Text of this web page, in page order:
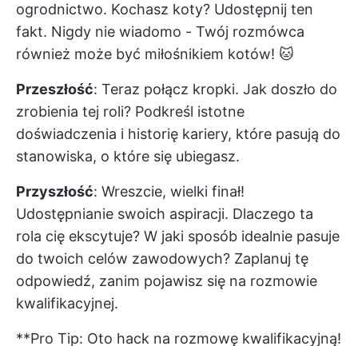
ogrodnictwo. Kochasz koty? Udostępnij ten
fakt. Nigdy nie wiadomo - Twój rozmówca
również może być miłośnikiem kotów! 🐱
Przeszłość: Teraz połącz kropki. Jak doszło do
zrobienia tej roli? Podkreśl istotne
doświadczenia i historię kariery, które pasują do
stanowiska, o które się ubiegasz.
Przyszłość: Wreszcie, wielki finał!
Udostępnianie swoich aspiracji. Dlaczego ta
rola cię ekscytuje? W jaki sposób idealnie pasuje
do twoich celów zawodowych? Zaplanuj tę
odpowiedź, zanim pojawisz się na rozmowie
kwalifikacyjnej.
**Pro Tip: Oto hack na rozmowę kwalifikacyjną!